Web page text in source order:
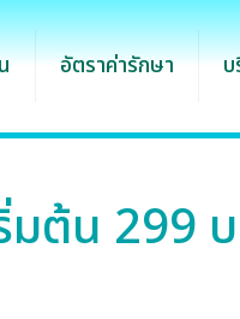
อัตราค่ารักษา บ
มต้น 299